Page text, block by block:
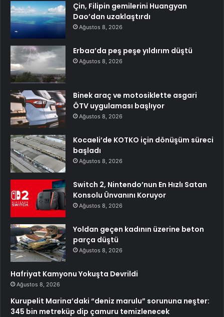
Çin, Filipin gemilerini Huangyan
Dao’dan uzaklaştırdı
Ağustos 8, 2026
Erbaa’da peş peşe yıldırım düştü
Ağustos 8, 2026
Binek araç ve motosiklette asgari
ÖTV uygulaması başlıyor
Ağustos 8, 2026
Kocaeli’de KOTKO için dönüşüm süreci
başladı
Ağustos 8, 2026
Switch 2, Nintendo’nun En Hızlı Satan
Konsolu Ünvanını Koruyor
Ağustos 8, 2026
Yoldan geçen kadının üzerine beton
parça düştü
Ağustos 8, 2026
Hafriyat Kamyonu Yokuşta Devrildi
Ağustos 8, 2026
Kurupelit Marina’daki “deniz marulu” sorununa neşter:
345 bin metreküp dip çamuru temizlenecek